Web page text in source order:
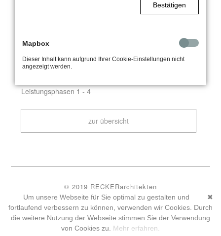
Dimension
LEISTUNGEN
Leistungsphasen 1 - 4
zur übersicht
© 2019 RECKERarchitekten
datenschutz
impressum
datenschutzeinstellungen
wueins - Werbeagentur Münster
Bestätigen
Mapbox
Dieser Inhalt kann aufgrund Ihrer Cookie-Einstellungen nicht
angezeigt werden.
✖
Um unsere Webseite für Sie optimal zu gestalten und
fortlaufend verbessern zu können, verwenden wir Cookies. Durch
die weitere Nutzung der Webseite stimmen Sie der Verwendung
von Cookies zu. Mehr erfahren.